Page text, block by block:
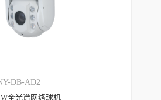
DB-AD2
全光谱网络球机